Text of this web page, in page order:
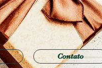
Contato